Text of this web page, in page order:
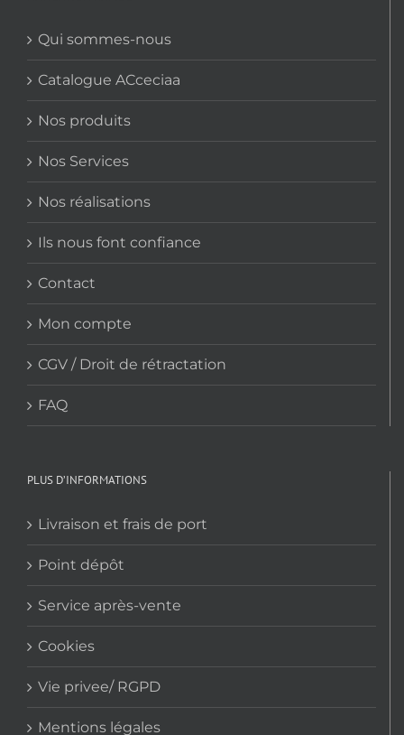
Qui sommes-nous
Catalogue ACceciaa
Nos produits
Nos Services
Nos réalisations
Ils nous font confiance
Contact
Mon compte
CGV / Droit de rétractation
FAQ
PLUS D’INFORMATIONS
Livraison et frais de port
Point dépôt
Service après-vente
Cookies
Vie privee/ RGPD
Mentions légales